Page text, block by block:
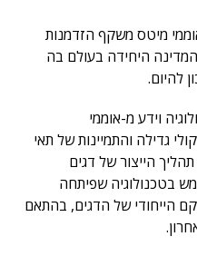
מיטס משקף הזדמנות
המדינה היחידה בעולם בה
להיום.
וידע מ-אוממי
גדילה והתמיינות של תאי
הייצור של דגים
בטכנולוגיה שפיתחה
הייחודי של הדגים, בהתאם